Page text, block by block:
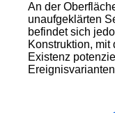
An der
unaufgeklärten
befindet sich
Konstruktion,
Existenz